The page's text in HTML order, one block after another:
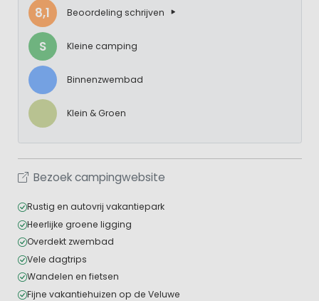
8,1 Beoordeling schrijven
S Kleine camping
Binnenzwembad
Klein & Groen
Bezoek campingwebsite
Rustig en autovrij vakantiepark
Heerlijke groene ligging
Overdekt zwembad
Vele dagtrips
Wandelen en fietsen
Fijne vakantiehuizen op de Veluwe